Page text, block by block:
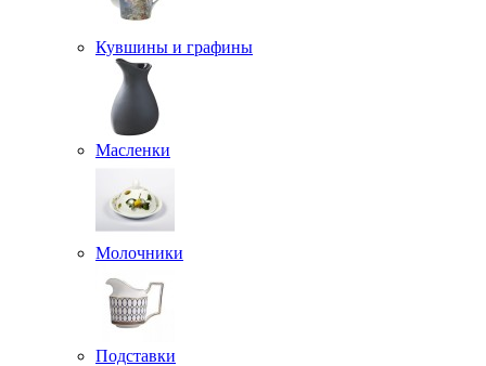
Кувшины и графины
Масленки
Молочники
Подставки